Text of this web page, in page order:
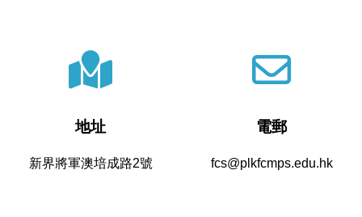
地址
新界將軍澳培成路2號
電郵
fcs@plkfcmps.edu.hk